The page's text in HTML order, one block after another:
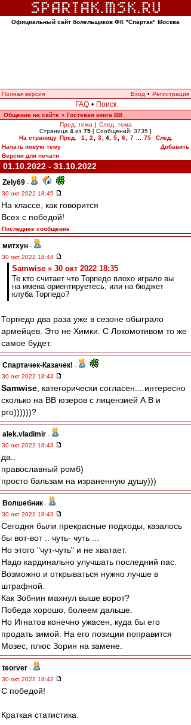
Официальный сайт болельщиков ФК "Спартак" Москва
Полная версия Вход • Регистрация
FAQ • Поиск
Общение на сайте » Гостевая книга ВВ
Пред. тема | След. тема
Страница 4 из 75 [ Сообщений: 3735 ]
На страницу Пред. 1 2 3 4, 5 6 7 75
След.
Начать новую тему
Добавить
Версия для печати
01.10.2022 - 31.10.2022
Zely69 -
30 окт 2022 18:45
На классе, как говорится
Всех с победой!
Последнее сообщение
митхун -
30 окт 2022 18:44
Samwise » 30 окт 2022 18:35
Те кто считает что Торпедо плохо играло вы
на имена ориентируетесь, или на бюджет
клуба Торпедо?
Торпедо два раза уже в сезоне обыграло
армейцев. Это не Химки. С Локомотивом то же
самое будет.
Спартачек-Казачек! -
30 окт 2022 18:43
Samwise , категорически согласен....интересно
сколько на ВВ юзеров с лицензией А В и
pro))))))?
alek.vladimir -
30 окт 2022 18:43
да..
православный ромб)
просто бальзам на израненную душу)))
Волшебник -
30 окт 2022 18:43
Сегодня были прекрасные подходы, казалось
бы вот-вот .. чуть- чуть ...
Но этого "чут-чуть" и не хватает.
Надо кардинально улучшать последний пас.
Возможно и открываться нужно лучше в
штрафной.
Как Зобнин махнул выше ворот?
Победа хорошо, болеем дальше.
Но Игнатов конечно ужасен, куда бы его
продать зимой. На его позиции поправится
Мозес, плюс Зорин на замене.
teorver -
30 окт 2022 18:42
С победой!
Краткая статистика.